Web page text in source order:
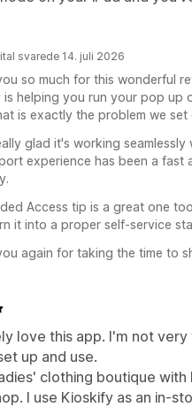
svarede 14. juli 2026
so much for this wonderful
is helping you run your pop
is exactly the problem we set
glad it's working
experience has been a fast
Access tip is a great one
it into a proper self-service
again for taking the time to
love this app. I'm not
up and use.
clothing boutique
I use Kioskify as an in-